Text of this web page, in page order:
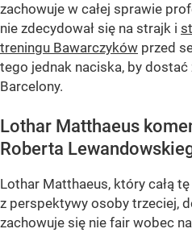
zachowuje w całej sprawie
nie zdecydował się na strajk i
treningu Bawarczyków przed
tego jednak naciska, by
Barcelony.
Lothar Matthaeus
Roberta
Lothar Matthaeus, który całą
z perspektywy osoby trzeciej,
zachowuje się nie fair wobec